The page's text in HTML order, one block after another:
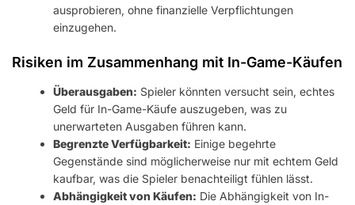
ausprobieren, ohne finanzielle Verpflichtungen
einzugehen.
Risiken im Zusammenhang mit In-Game-Käufen
Überausgaben: Spieler könnten versucht sein, echtes
Geld für In-Game-Käufe auszugeben, was zu
unerwarteten Ausgaben führen kann.
Begrenzte Verfügbarkeit: Einige begehrte
Gegenstände sind möglicherweise nur mit echtem Geld
kaufbar, was die Spieler benachteiligt fühlen lässt.
Abhängigkeit von Käufen: Die Abhängigkeit von In-